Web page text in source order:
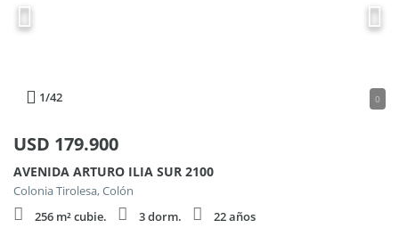
1/42 0
USD 179.900
AVENIDA ARTURO ILIA SUR 2100
Colonia Tirolesa, Colón
256 m² cubie.
3 dorm.
22 años